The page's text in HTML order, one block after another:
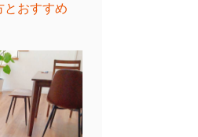
とおすすめ